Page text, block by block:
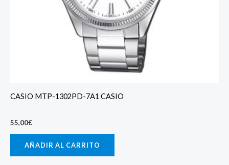
CASIO MTP-1302PD-7A1 CASIO
55,00€
AÑADIR AL CARRITO